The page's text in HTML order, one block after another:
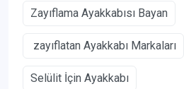
Zayıflama Ayakkabısı Bayan
zayıflatan Ayakkabı Markaları
Selülit İçin Ayakkabı